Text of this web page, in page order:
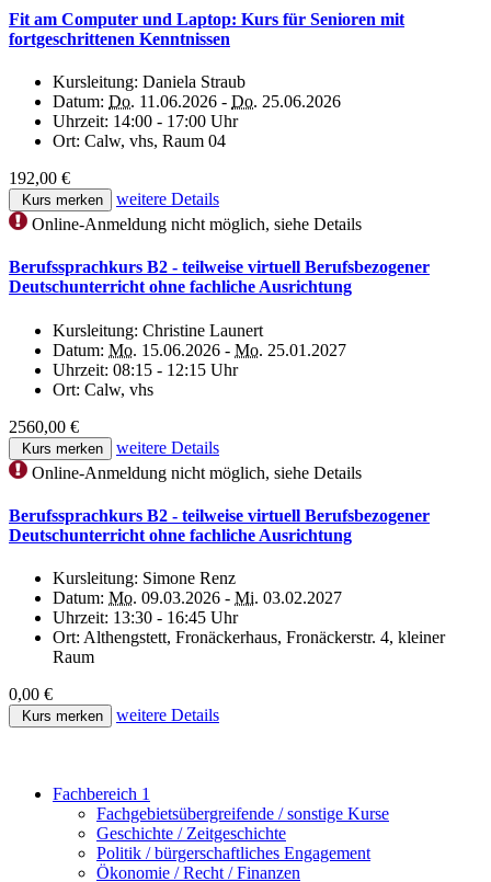
Fit am Computer und Laptop: Kurs für Senioren mit
fortgeschrittenen Kenntnissen
Kursleitung: Daniela Straub
Datum: Do. 11.06.2026 - Do. 25.06.2026
Uhrzeit: 14:00 - 17:00 Uhr
Ort: Calw, vhs, Raum 04
192,00 €
Kurs merken
weitere Details
Online-Anmeldung nicht möglich, siehe Details
Berufssprachkurs B2 - teilweise virtuell Berufsbezogener
Deutschunterricht ohne fachliche Ausrichtung
Kursleitung: Christine Launert
Datum: Mo. 15.06.2026 - Mo. 25.01.2027
Uhrzeit: 08:15 - 12:15 Uhr
Ort: Calw, vhs
2560,00 €
Kurs merken
weitere Details
Online-Anmeldung nicht möglich, siehe Details
Berufssprachkurs B2 - teilweise virtuell Berufsbezogener
Deutschunterricht ohne fachliche Ausrichtung
Kursleitung: Simone Renz
Datum: Mo. 09.03.2026 - Mi. 03.02.2027
Uhrzeit: 13:30 - 16:45 Uhr
Ort: Althengstett, Fronäckerhaus, Fronäckerstr. 4, kleiner
Raum
0,00 €
Kurs merken weitere Details
Fachbereich 1
Fachgebietsübergreifende / sonstige Kurse
Geschichte / Zeitgeschichte
Politik / bürgerschaftliches Engagement
Ökonomie / Recht / Finanzen